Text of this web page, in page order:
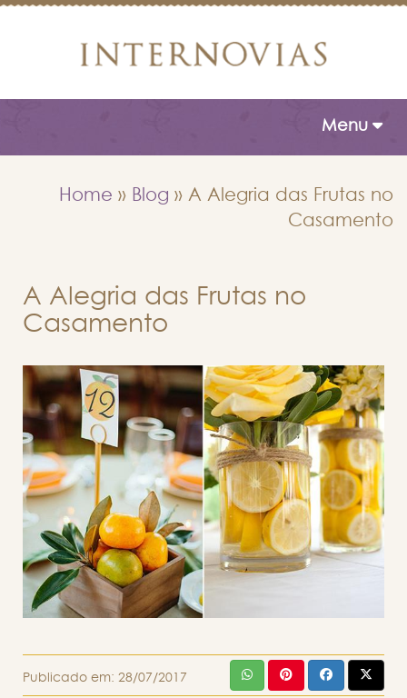
Toggle
Menu
Home » Blog » A Alegria das Frutas no
Casamento
A Alegria das Frutas no
Casamento
Publicado em: 28/07/2017